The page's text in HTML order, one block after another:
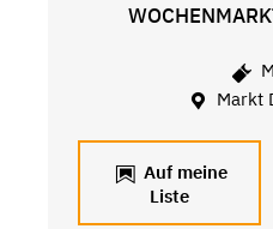
Markt
Auf meine
Liste